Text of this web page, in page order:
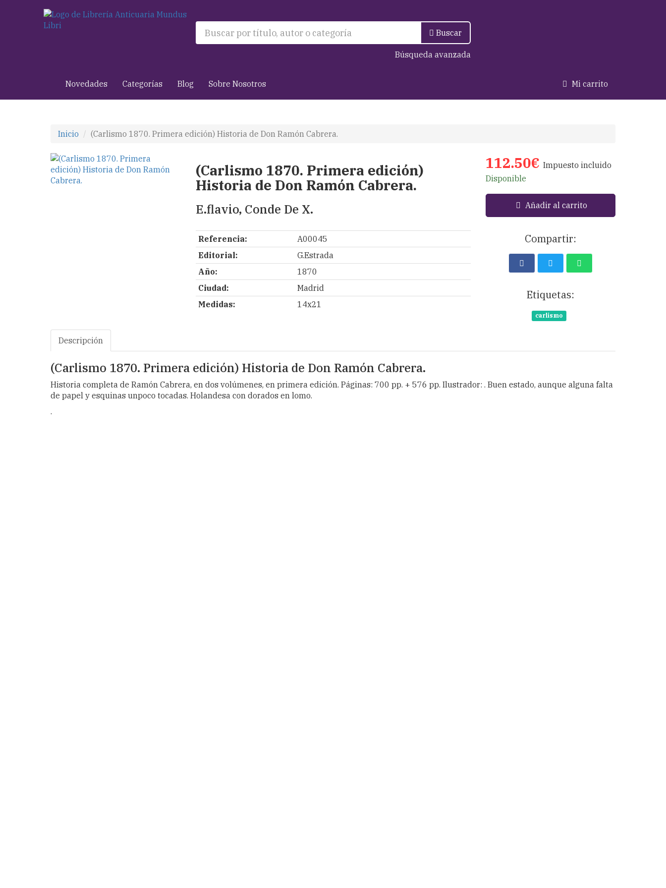
Buscar
Búsqueda avanzada
Novedades Categorías Blog Sobre Nosotros Mi carrito
Inicio (Carlismo 1870. Primera edición) Historia de Don Ramón Cabrera.
(Carlismo 1870. Primera edición)
Historia de Don Ramón Cabrera.
E.flavio, Conde De X.
Referencia:
A00045
Editorial:
G.Estrada
Año:
1870
Ciudad:
Madrid
Medidas:
14x21
112.50€ Impuesto incluido
Disponible
Añadir al carrito
Compartir:
Etiquetas:
carlismo
Descripción
(Carlismo 1870. Primera edición) Historia de Don Ramón Cabrera.
Historia completa de Ramón Cabrera, en dos volúmenes, en primera edición. Páginas: 700 pp. + 576 pp. Ilustrador: . Buen estado, aunque alguna falta
de papel y esquinas unpoco tocadas. Holandesa con dorados en lomo.
.